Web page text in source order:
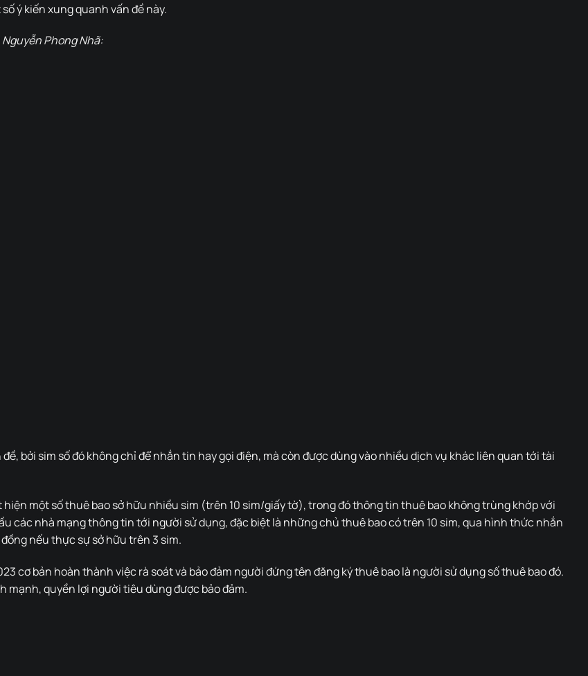
ý kiến xung quanh vấn đề này.
Phong Nhã:
bởi sim số đó không chỉ để nhắn tin hay gọi điện, mà còn được dùng vào nhiều dịch vụ khác liên quan tới tài
một số thuê bao sở hữu nhiều sim (trên 10 sim/giấy tờ), trong đó thông tin thuê bao không trùng khớp với
các nhà mạng thông tin tới người sử dụng, đặc biệt là những chủ thuê bao có trên 10 sim, qua hình thức nhắn
nếu thực sự sở hữu trên 3 sim.
cơ bản hoàn thành việc rà soát và bảo đảm người đứng tên đăng ký thuê bao là người sử dụng số thuê bao đó.
quyền lợi người tiêu dùng được bảo đảm.